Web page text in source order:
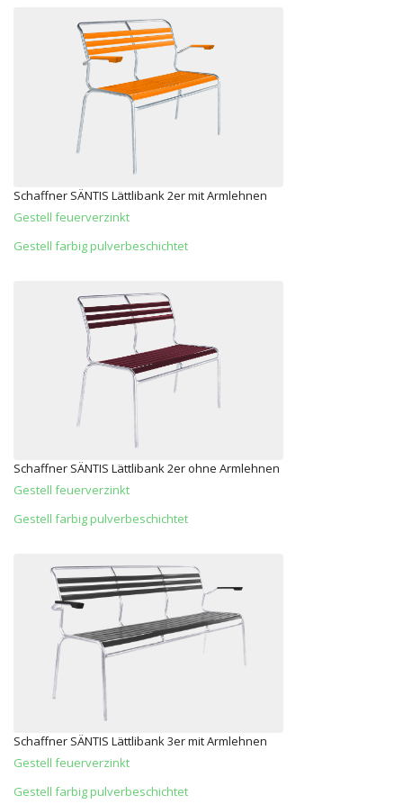
Schaffner SÄNTIS Lättlibank 2er mit Armlehnen
Gestell feuerverzinkt
Gestell farbig pulverbeschichtet
Schaffner SÄNTIS Lättlibank 2er ohne Armlehnen
Gestell feuerverzinkt
Gestell farbig pulverbeschichtet
Schaffner SÄNTIS Lättlibank 3er mit Armlehnen
Gestell feuerverzinkt
Gestell farbig pulverbeschichtet